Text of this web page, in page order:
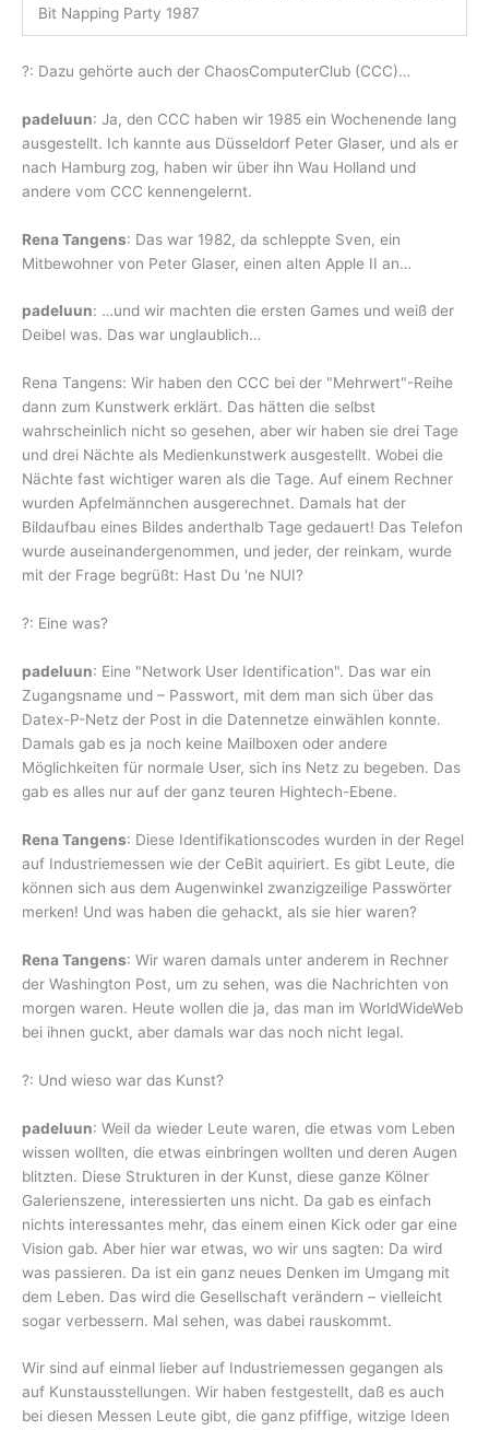
Bit Napping Party 1987
?: Dazu gehörte auch der ChaosComputerClub (CCC)…
padeluun: Ja, den CCC haben wir 1985 ein Wochenende lang
ausgestellt. Ich kannte aus Düsseldorf Peter Glaser, und als er
nach Hamburg zog, haben wir über ihn Wau Holland und
andere vom CCC kennengelernt.
Rena Tangens: Das war 1982, da schleppte Sven, ein
Mitbewohner von Peter Glaser, einen alten Apple II an…
padeluun: …und wir machten die ersten Games und weiß der
Deibel was. Das war unglaublich…
Rena Tangens: Wir haben den CCC bei der "Mehrwert"-Reihe
dann zum Kunstwerk erklärt. Das hätten die selbst
wahrscheinlich nicht so gesehen, aber wir haben sie drei Tage
und drei Nächte als Medienkunstwerk ausgestellt. Wobei die
Nächte fast wichtiger waren als die Tage. Auf einem Rechner
wurden Apfelmännchen ausgerechnet. Damals hat der
Bildaufbau eines Bildes anderthalb Tage gedauert! Das Telefon
wurde auseinandergenommen, und jeder, der reinkam, wurde
mit der Frage begrüßt: Hast Du 'ne NUI?
?: Eine was?
padeluun: Eine "Network User Identification". Das war ein
Zugangsname und – Passwort, mit dem man sich über das
Datex-P-Netz der Post in die Datennetze einwählen konnte.
Damals gab es ja noch keine Mailboxen oder andere
Möglichkeiten für normale User, sich ins Netz zu begeben. Das
gab es alles nur auf der ganz teuren Hightech-Ebene.
Rena Tangens: Diese Identifikationscodes wurden in der Regel
auf Industriemessen wie der CeBit aquiriert. Es gibt Leute, die
können sich aus dem Augenwinkel zwanzigzeilige Passwörter
merken! Und was haben die gehackt, als sie hier waren?
Rena Tangens: Wir waren damals unter anderem in Rechner
der Washington Post, um zu sehen, was die Nachrichten von
morgen waren. Heute wollen die ja, das man im WorldWideWeb
bei ihnen guckt, aber damals war das noch nicht legal.
?: Und wieso war das Kunst?
padeluun: Weil da wieder Leute waren, die etwas vom Leben
wissen wollten, die etwas einbringen wollten und deren Augen
blitzten. Diese Strukturen in der Kunst, diese ganze Kölner
Galerienszene, interessierten uns nicht. Da gab es einfach
nichts interessantes mehr, das einem einen Kick oder gar eine
Vision gab. Aber hier war etwas, wo wir uns sagten: Da wird
was passieren. Da ist ein ganz neues Denken im Umgang mit
dem Leben. Das wird die Gesellschaft verändern – vielleicht
sogar verbessern. Mal sehen, was dabei rauskommt.
Wir sind auf einmal lieber auf Industriemessen gegangen als
auf Kunstausstellungen. Wir haben festgestellt, daß es auch
bei diesen Messen Leute gibt, die ganz pfiffige, witzige Ideen